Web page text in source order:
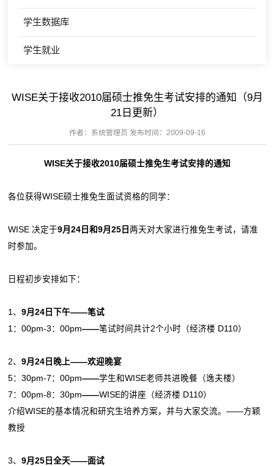
学生数据库
学生就业
WISE关于接收2010届硕士推免生考试安排的通知（9月
21日更新）
作者：系统管理员 发布时间：2009-09-16
WISE关于接收2010届硕士推免生考试安排的通知
各位获得WISE硕士推免生面试资格的同学：
WISE 决定于9月 24日 和9月 25日 两天对大家进行推免生考试，请准
时参加。
日程初步安排如下：
1、 9月 24日 下午——笔试
1：00pm-3：00pm——笔试时间共计2个小时（经济楼 D110）
2、 9月 24日 晚上——欢迎晚宴
5：30pm-7：00pm——学生和WISE老师共进晚餐（逸夫楼）
7：00pm-8：30pm——WISE的讲座（经济楼 D110）
介绍WISE的基本情况和研究生培养方案，并与大家交流。——方颖
教授
3、 9月 25日 全天——面试